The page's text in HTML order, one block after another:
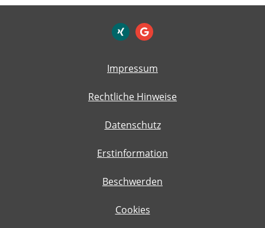
Impressum
Rechtliche Hinweise
Datenschutz
Erstinformation
Beschwerden
Cookies